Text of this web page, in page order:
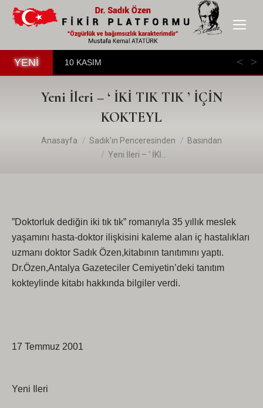
YENİ 10 KASIM
Yeni İleri – ‘ İKİ TIK TIK ’ İÇİN
KOKTEYL
You are here:
Anasayfa Sadık’ın Penceresinden
Basından
Yeni İleri – ‘ İKİ…
”Doktorluk dediğin iki tık tık” romanıyla 35 yıllık meslek
yaşamını hasta-doktor ilişkisini kaleme alan iç hastalıkları
uzmanı doktor Sadık Özen,kitabının tanıtımını yaptı.
Dr.Özen,Antalya Gazeteciler Cemiyetin’deki tanıtım
kokteylinde kitabı hakkında bilgiler verdi.
17 Temmuz 2001
Yeni Ileri